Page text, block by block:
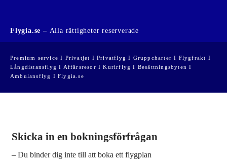
Flygia.se – Alla rättigheter reserverade
Premium service I Privatjet I Privatflyg I Gruppcharter I Flygfrakt I
Långdistansflyg I Affärsresor I Kurirflyg I Besättningsbyten I
Ambulansflyg I Flygia.se
Skicka in en bokningsförfrågan
– Du binder dig inte till att boka ett flygplan